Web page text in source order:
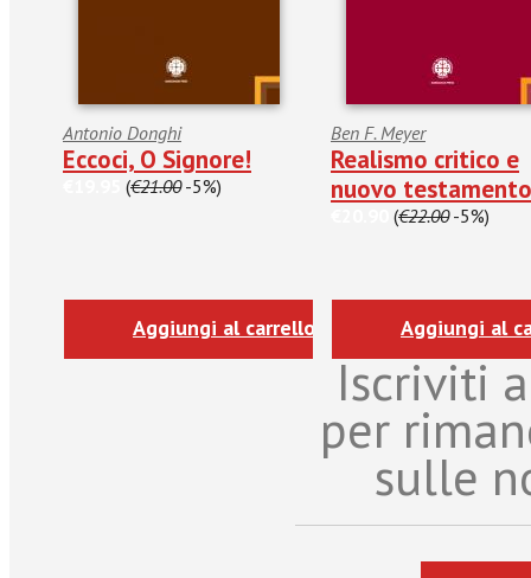
Antonio Donghi
Eccoci, O Signore!
(€21.00-5%)
Aggiungi al carrello
Ben F. Meyer
Realismo critico e
nuovo testamento
(€22.00-5%)
Aggiungi al
Iscriviti
per
sulle